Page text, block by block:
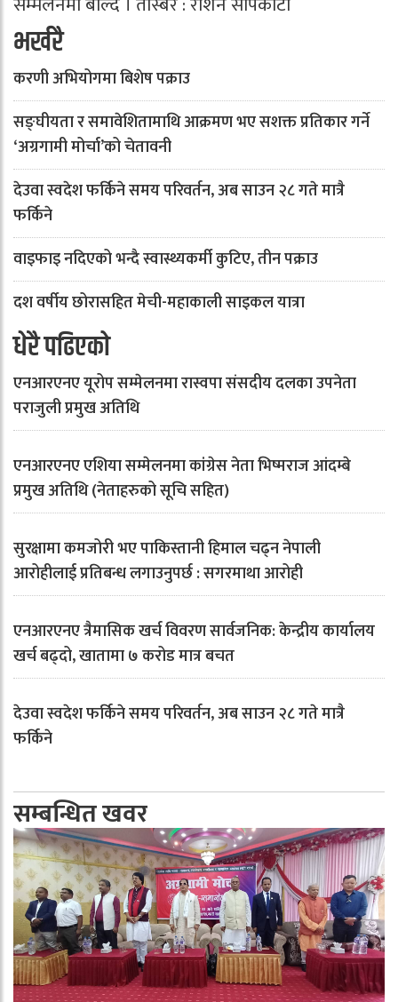
भर्खरै
करणी अभियोगमा बिशेष पक्राउ
सङ्घीयता र समावेशितामाथि आक्रमण भए सशक्त प्रतिकार गर्ने
‘अग्रगामी मोर्चा’को चेतावनी
देउवा स्वदेश फर्किने समय परिवर्तन, अब साउन २८ गते मात्रै
फर्किने
वाइफाइ नदिएको भन्दै स्वास्थ्यकर्मी कुटिए, तीन पक्राउ
दश वर्षीय छोरासहित मेची-महाकाली साइकल यात्रा
धेरै पढिएको
एनआरएनए यूरोप सम्मेलनमा रास्वपा संसदीय दलका उपनेता
पराजुली प्रमुख अतिथि
एनआरएनए एशिया सम्मेलनमा कांग्रेस नेता भिष्मराज आंदम्बे
प्रमुख अतिथि (नेताहरुको सूचि सहित)
सुरक्षामा कमजोरी भए पाकिस्तानी हिमाल चढ्न नेपाली
आरोहीलाई प्रतिबन्ध लगाउनुपर्छ : सगरमाथा आरोही
एनआरएनए त्रैमासिक खर्च विवरण सार्वजनिक: केन्द्रीय कार्यालय
खर्च बढ्दो, खातामा ७ करोड मात्र बचत
देउवा स्वदेश फर्किने समय परिवर्तन, अब साउन २८ गते मात्रै
फर्किने
सम्बन्धित खवर